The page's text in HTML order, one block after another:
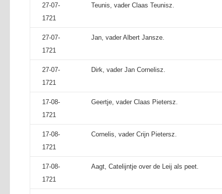
27-07-
1721
Teunis, vader Claas Teunisz.
27-07-
1721
Jan, vader Albert Jansze.
27-07-
1721
Dirk, vader Jan Cornelisz.
17-08-
1721
Geertje, vader Claas Pietersz.
17-08-
1721
Cornelis, vader Crijn Pietersz.
17-08-
1721
Aagt, Catelijntje over de Leij als peet.